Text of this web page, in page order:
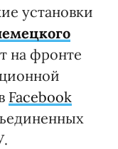
установки
на фронте
Facebook